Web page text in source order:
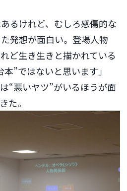
るけれど、むしろ感傷的な
発想が面白い。登場人物
ど生き生きと描かれている
”ではないと思います」
“悪いヤツ”がいるほうが面
た。